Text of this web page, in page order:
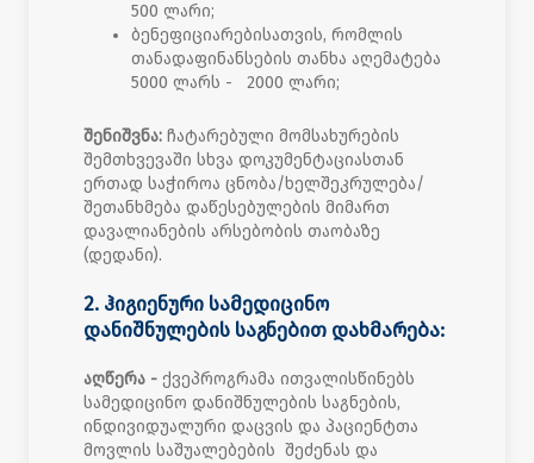
500 ლარი;
ბენეფიციარებისათვის, რომლის
თანადაფინანსების თანხა აღემატება
5000 ლარს - 2000 ლარი;
შენიშვნა: ჩატარებული მომსახურების
შემთხვევაში სხვა დოკუმენტაციასთან
ერთად საჭიროა ცნობა/ხელშეკრულება/
შეთანხმება დაწესებულების მიმართ
დავალიანების არსებობის თაობაზე
(დედანი).
2. ჰიგიენური სამედიცინო
დანიშნულების საგნებით დახმარება:
აღწერა - ქვეპროგრამა ითვალისწინებს
სამედიცინო დანიშნულების საგნების,
ინდივიდუალური დაცვის და პაციენტთა
მოვლის საშუალებების შეძენას და